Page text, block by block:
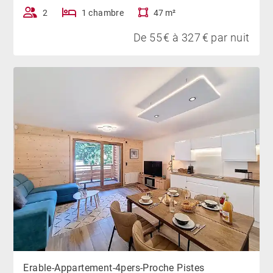
prélevée.
2 1 chambre 47 m²
De 55 € à 327 € par nuit
Erable-Appartement-4pers-Proche Pistes